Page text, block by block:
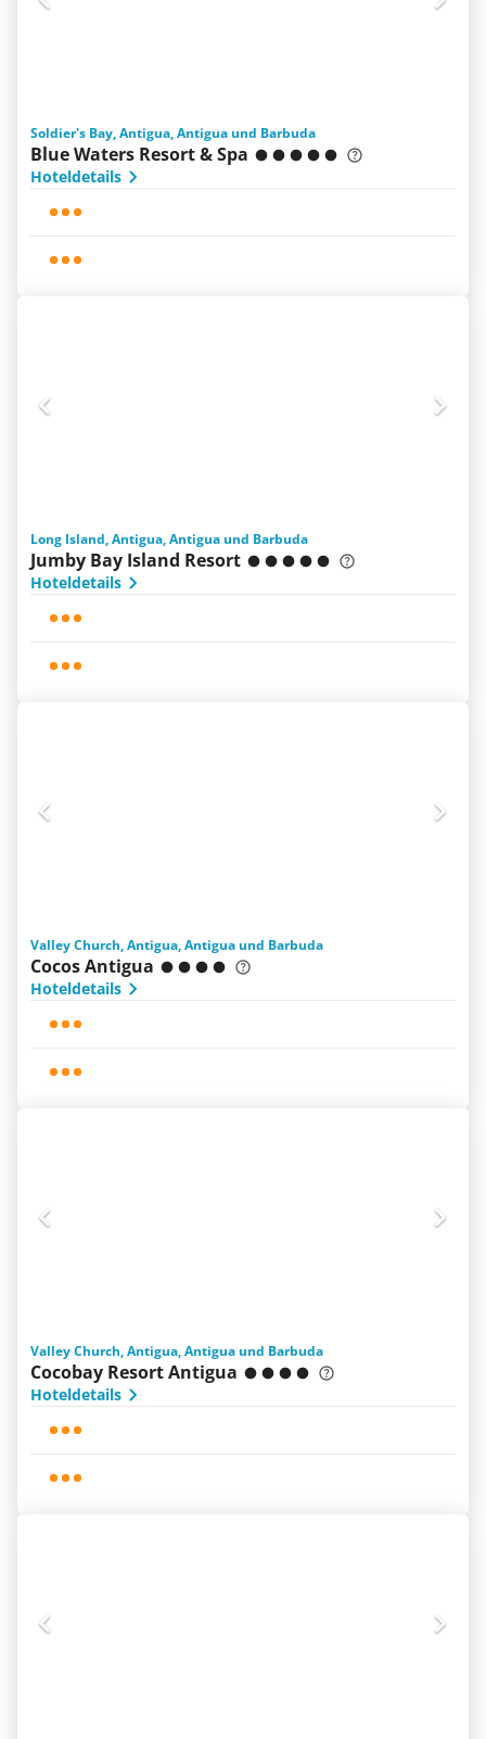
Soldier's Bay, Antigua, Antigua und Barbuda
Blue Waters Resort & Spa
Hoteldetails
Long Island, Antigua, Antigua und Barbuda
Jumby Bay Island Resort
Hoteldetails
Valley Church, Antigua, Antigua und Barbuda
Cocos Antigua
Hoteldetails
Valley Church, Antigua, Antigua und Barbuda
Cocobay Resort Antigua
Hoteldetails